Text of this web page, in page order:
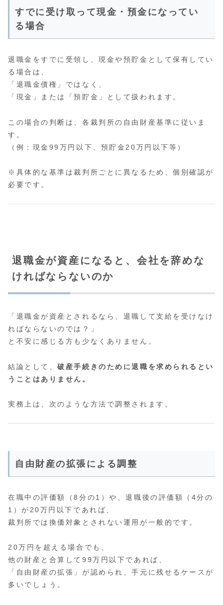
すでに受け取って現金・預金になってい
る場合
退職金をすでに受領し、現金や預貯金として保有してい
る場合は、
「退職金債権」ではなく、
「現金」または「預貯金」として扱われます。
この場合の判断は、各裁判所の自由財産基準に従いま
す。
（例：現金99万円以下、預貯金20万円以下等）
※具体的な基準は裁判所ごとに異なるため、個別確認が
必要です。
退職金が資産になると、会社を辞めな
ければならないのか
「退職金が資産とされるなら、退職して支給を受けなけ
ればならないのでは？」
と不安に感じる方も少なくありません。
結論として、破産手続きのために退職を求められるとい
うことはありません。
実務上は、次のような方法で調整されます。
自由財産の拡張による調整
在職中の評価額（8分の1）や、退職後の評価額（4分の
1）が20万円以下であれば、
裁判所では換価対象とされない運用が一般的です。
20万円を超える場合でも、
他の財産と合算して99万円以下であれば、
「自由財産の拡張」が認められ、手元に残せるケースが
多いでしょう。